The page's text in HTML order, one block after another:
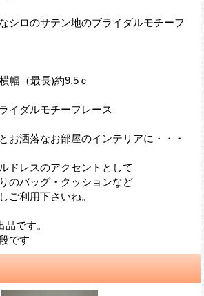
シロのサテン地のブライダルモチーフ
幅（最長)約9.5ｃ
イダルモチーフレース
お洒落なお部屋のインテリアに・・・
ドレスのアクセントとして
のバッグ・クッションなど
ご利用下さいね。
です。
です